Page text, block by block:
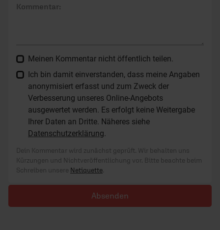
Kommentar:
Meinen Kommentar nicht öffentlich teilen.
Ich bin damit einverstanden, dass meine Angaben
anonymisiert erfasst und zum Zweck der
Verbesserung unseres Online-Angebots
ausgewertet werden. Es erfolgt keine Weitergabe
Ihrer Daten an Dritte. Näheres siehe
Datenschutzerklärung.
Dein Kommentar wird zunächst geprüft. Wir behalten uns
Kürzungen und Nichtveröffentlichung vor. Bitte beachte beim
Schreiben unsere Netiquette.
Absenden